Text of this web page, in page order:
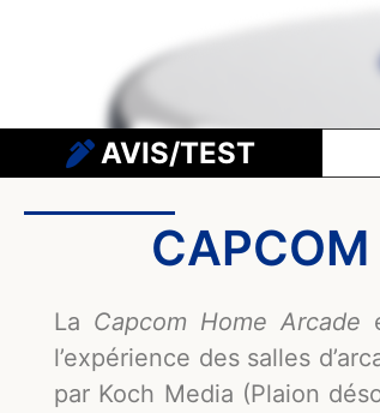
AVIS/TEST
CAPCOM
La Capcom Home Arcade
l’expérience des salles
par Koch Media (Plaion